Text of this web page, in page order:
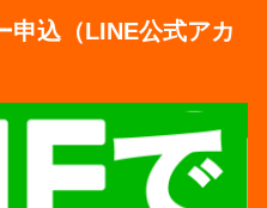
申込（LINE公式アカ